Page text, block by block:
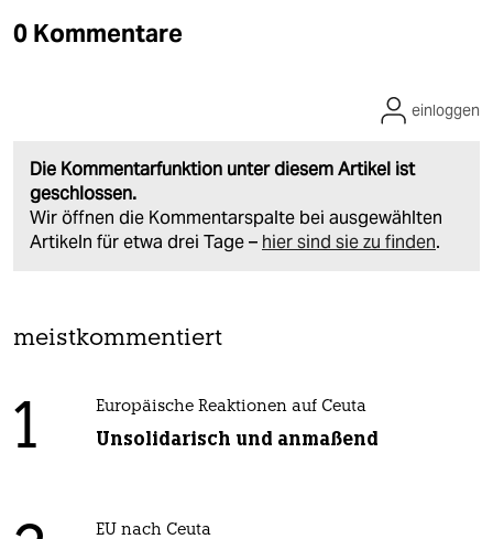
0 Kommentare
Die Kommentarfunktion unter diesem Artikel ist
geschlossen.
Wir öffnen die Kommentarspalte bei ausgewählten
Artikeln für etwa drei Tage – hier sind sie zu finden.
einloggen
meistkommentiert
1 Europäische Reaktionen auf Ceuta
Unsolidarisch und anmaßend
EU nach Ceuta